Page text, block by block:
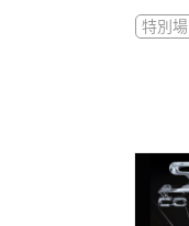
特別場